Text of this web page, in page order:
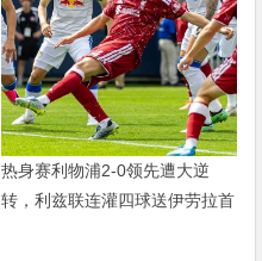
热身赛利物浦2-0领先遭大逆
转，利兹联连灌四球送伊劳拉首